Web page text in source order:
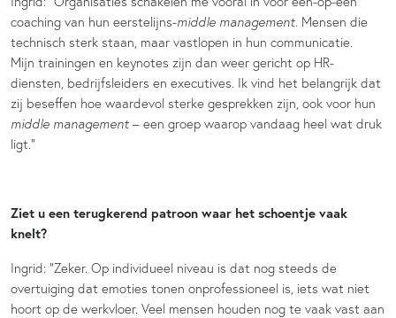
coaching van hun eerstelijns-middle management . Mensen die
technisch sterk staan, maar vastlopen in hun communicatie.
Mijn trainingen en keynotes zijn dan weer gericht op HR-
diensten, bedrijfsleiders en executives. Ik vind het belangrijk dat
zij beseffen hoe waardevol sterke gesprekken zijn, ook voor hun
middle management – een groep waarop vandaag heel wat druk
ligt.”
Ziet u een terugkerend patroon waar het schoentje vaak
knelt?
Ingrid: “Zeker. Op individueel niveau is dat nog steeds de
overtuiging dat emoties tonen onprofessioneel is, iets wat niet
hoort op de werkvloer. Veel mensen houden nog te vaak vast aan